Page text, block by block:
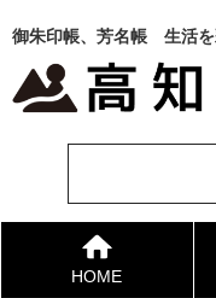
御朱印帳、芳名帳 生活を
HOME